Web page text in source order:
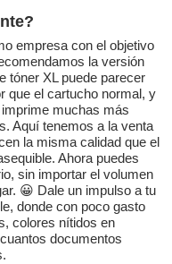
empresa con el objetivo
la versión
tóner XL puede parecer
que el cartucho normal, y
muchas más
Aquí tenemos a la venta
la misma calidad que el
Ahora puedes
sin importar el volumen
😀 Dale un impulso a tu
donde con poco gasto
colores nítidos en
documentos